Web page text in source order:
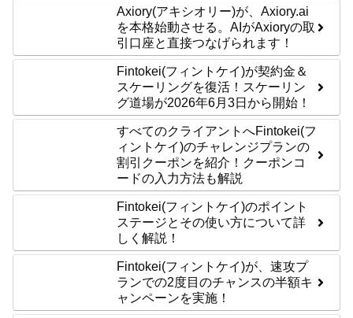
Axiory(アキシオリー)が、Axiory.ai
を本格始動させる。AIがAxioryの取
引口座と直接つなげられます！
Fintokei(フィントケイ)が契約金＆
スケーリングを復活！スケーリン
グ道場が2026年6月3日から開始！
すべてのクライアントへFintokei(フ
ィントケイ)のチャレンジプランの
割引クーポンを紹介！クーポンコ
ードの入力方法も解説
Fintokei(フィントケイ)のポイント
ステージとその使い方について詳
しく解説！
Fintokei(フィントケイ)が、速攻プ
ランでの2度目のチャンスの半額キ
ャンペーンを実施！